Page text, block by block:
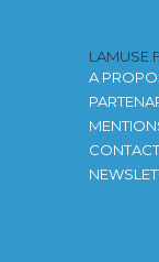
A
CONTACT